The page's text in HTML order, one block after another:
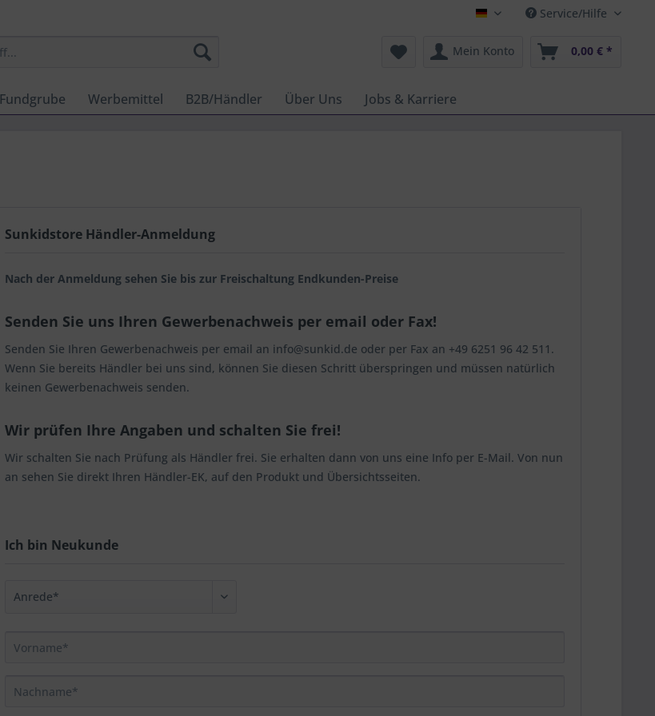
Deutsch Service/Hilfe
Mein Konto 0,00 € *
Fundgrube Werbemittel B2B/Händler Über Uns Jobs & Karriere
Sunkidstore Händler-Anmeldung
Nach der Anmeldung sehen Sie bis zur Freischaltung Endkunden-Preise
Senden Sie uns Ihren Gewerbenachweis per email oder Fax!
Senden Sie Ihren Gewerbenachweis per email an info@sunkid.de oder per Fax an +49 6251 96 42 511.
Wenn Sie bereits Händler bei uns sind, können Sie diesen Schritt überspringen und müssen natürlich
keinen Gewerbenachweis senden.
Wir prüfen Ihre Angaben und schalten Sie frei!
Wir schalten Sie nach Prüfung als Händler frei. Sie erhalten dann von uns eine Info per E-Mail. Von nun
an sehen Sie direkt Ihren Händler-EK, auf den Produkt und Übersichtsseiten.
Ich bin Neukunde